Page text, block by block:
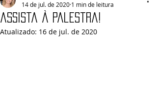
assista à palestra!
14 de jul. de 2020 1 min de leitura
Atualizado: 16 de jul. de 2020